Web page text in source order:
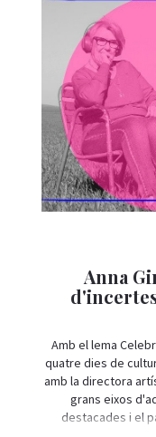
Anna
Amb el lema
quatre dies de
amb la directora
grans eixos
destacades i el